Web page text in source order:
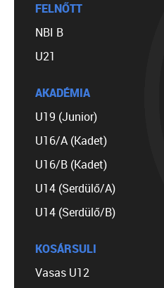
FELNŐTT
NBI B
U21
AKADÉMIA
U19 (Junior)
U16/A (Kadet)
U16/B (Kadet)
U14 (Serdülő/A)
U14 (Serdülő/B)
KOSÁRSULI
Vasas U12